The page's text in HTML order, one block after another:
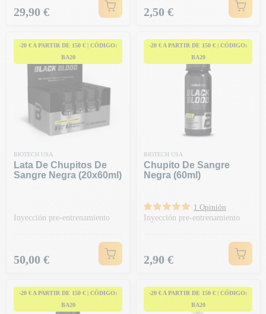
Precio
29,90 € Precio
2,50 €
-20 € A PARTIR DE 150 € | CÓDIGO:
BA20
BIOTECH USA
Lata De Chupitos De
Sangre Negra (20x60ml)
Inyección pre-entrenamiento
Precio
50,00 €
-20 € A PARTIR DE 150 € | CÓDIGO:
BA20
BIOTECH USA
Chupito De Sangre
Negra (60ml)
1 Opinión
Inyección pre-entrenamiento
Precio
2,90 €
-20 € A PARTIR DE 150 € | CÓDIGO:
BA20
-20 € A PARTIR DE 150 € | CÓDIGO:
BA20